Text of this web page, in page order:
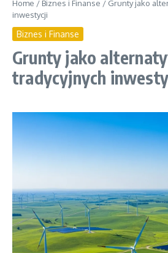
Home / Biznes i Finanse / Grunty jako
inwestycji
Biznes i Finanse
Grunty jako
tradycyjnych